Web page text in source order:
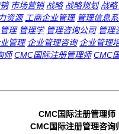
市场营销 战略 战略规划 战
资源 工商企业管理 管理信息
管理 管理学 管理咨询公司 管理
管理 企业管理咨询 企业管理
师 CMC国际注册管理师 CMC
CMC国际注册管理师
CMC国际注册管理咨询